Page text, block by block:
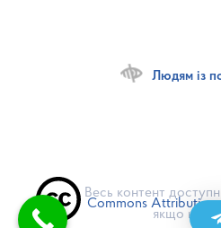
Людям із
Весь контент
Commons Attribution
якщо не